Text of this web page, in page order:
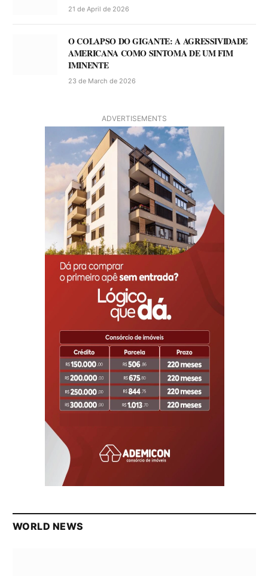
21 de April de 2026
O COLAPSO DO GIGANTE: A AGRESSIVIDADE
AMERICANA COMO SINTOMA DE UM FIM
IMINENTE
23 de March de 2026
ADVERTISEMENTS
WORLD NEWS